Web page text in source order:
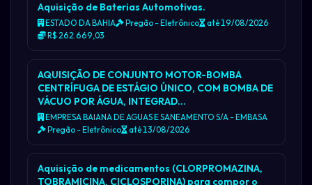
Aquisição de Baterias Automotivas.
ESTADO DA BAHIA Pregão - Eletrônico até 19/08/2026
R$ 262.669,03
AQUISIÇÃO DE CONJUNTO MOTOR-BOMBA
CENTRÍFUGA DE ESTÁGIO ÚNICO, COM BOMBA DE
VÁCUO POR ÁGUA, INTEGRAD…
EMPRESA BAIANA DE AGUAS E SANEAMENTO S/A - EMBASA
Pregão - Eletrônico até 13/08/2026
Aquisição de medicamentos (CLORPROMAZINA,
TOBRAMICINA, CICLOSPORINA) para compor o